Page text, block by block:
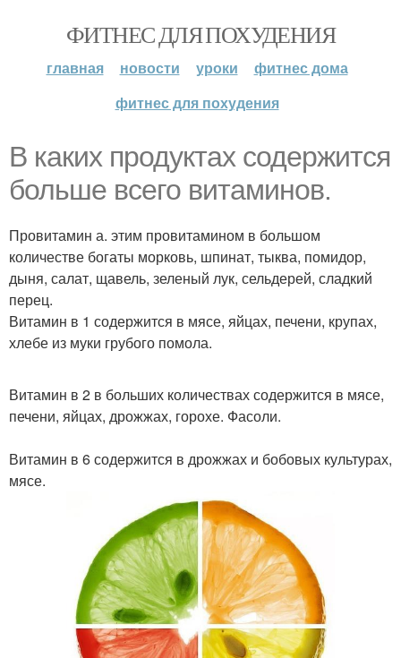
ФИТНЕС ДЛЯ ПОХУДЕНИЯ
главная новости уроки
фитнес дома
фитнес для похудения
В каких продуктах содержится
больше всего витаминов.
Провитамин а. этим провитамином в большом
количестве богаты морковь, шпинат, тыква, помидор,
дыня, салат, щавель, зеленый лук, сельдерей, сладкий
перец.
Витамин в 1 содержится в мясе, яйцах, печени, крупах,
хлебе из муки грубого помола.
Витамин в 2 в больших количествах содержится в мясе,
печени, яйцах, дрожжах, горохе. Фасоли.
Витамин в 6 содержится в дрожжах и бобовых культурах,
мясе.